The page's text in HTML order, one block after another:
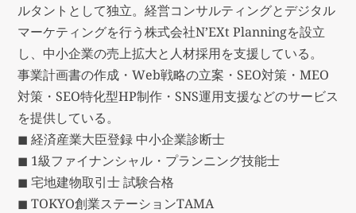
ルタントとして独立。経営コンサルティングとデジタル
マーケティングを行う株式会社N’EXt Planningを設立
し、中小企業の売上拡大と人材採用を支援している。
事業計画書の作成・Web戦略の立案・SEO対策・MEO
対策・SEO特化型HP制作・SNS運用支援などのサービス
を提供している。
◼︎ 経済産業大臣登録 中小企業診断士
◼ 1級ファイナンシャル・プランニング技能士
◼︎ 宅地建物取引士 試験合格
◼ TOKYO創業ステーションTAMA